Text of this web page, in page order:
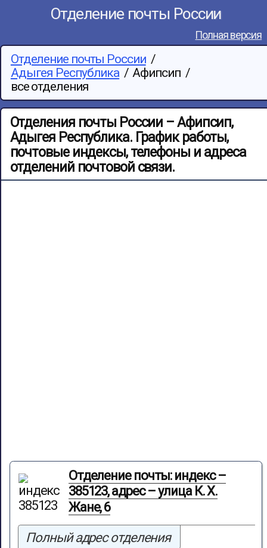
Отделение почты России
Полная версия
Отделение почты России /
Адыгея Республика / Афипсип /
все отделения
Отделения почты России – Афипсип,
Адыгея Республика. График работы,
почтовые индексы, телефоны и адреса
отделений почтовой связи.
Отделение почты: индекс –
385123, адрес – улица К. Х.
Жане, 6
Полный адрес отделения